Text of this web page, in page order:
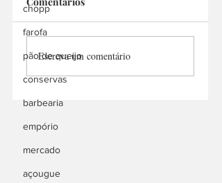
chopp
farofa
pão de queijo
conservas
barbearia
empório
mercado
açougue
Escreva um comentário